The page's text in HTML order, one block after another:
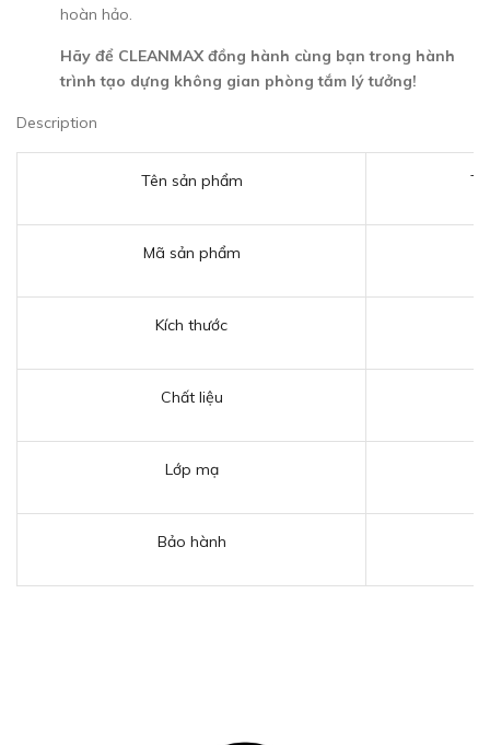
hoàn hảo.
Hãy để CLEANMAX đồng hành cùng bạn trong hành
trình tạo dựng không gian phòng tắm lý tưởng!
Description
Tên sản phẩm
Mã sản phẩm
Kích thước
Chất liệu
Lớp mạ
Bảo hành